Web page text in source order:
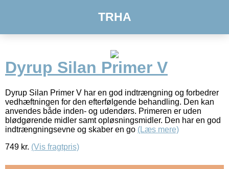
TRHA
Dyrup Silan Primer V
Dyrup Silan Primer V har en god indtrængning og forbedrer
vedhæftningen for den efterfølgende behandling. Den kan
anvendes både inden- og udendørs. Primeren er uden
blødgørende midler samt opløsningsmidler. Den har en god
indtrængningsevne og skaber en go (Læs mere)
749 kr. (Vis fragtpris)